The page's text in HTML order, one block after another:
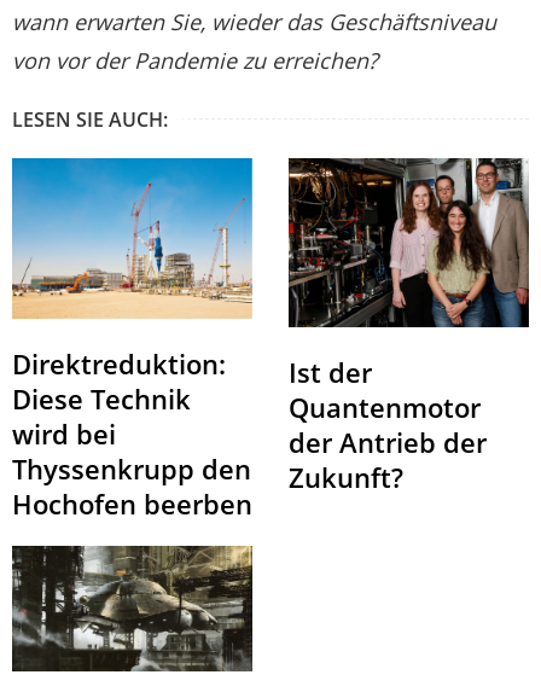
wann erwarten Sie, wieder das Geschäftsniveau
von vor der Pandemie zu erreichen?
LESEN SIE AUCH:
Direktreduktion:
Diese Technik
wird bei
Thyssenkrupp den
Hochofen beerben
Ist der
Quantenmotor
der Antrieb der
Zukunft?